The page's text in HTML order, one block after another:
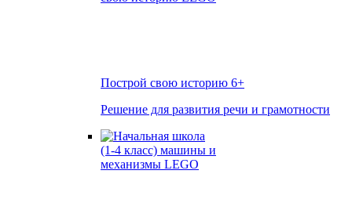
Построй свою историю 6+
Решение для развития речи и грамотности